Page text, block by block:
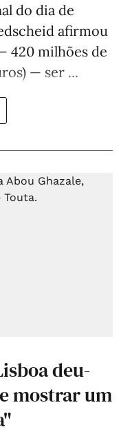
do dia de
afirmou
420 milhões de
— ser ...
deu-
mostrar um